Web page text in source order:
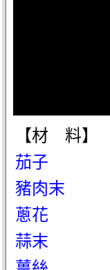
【材 料】
茄子
豬肉末
蔥花
蒜末